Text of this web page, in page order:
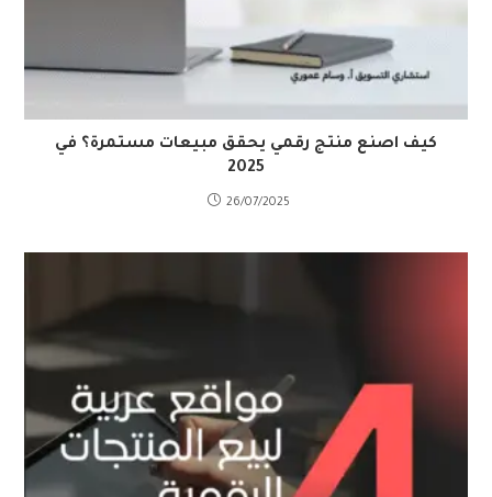
كيف اصنع منتج رقمي يحقق مبيعات مستمرة؟ في
2025
26/07/2025